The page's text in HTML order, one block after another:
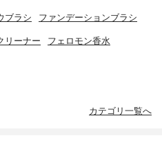
ブラシ ファンデーションブラシ
リーナー フェロモン香水
カテゴリ一覧へ